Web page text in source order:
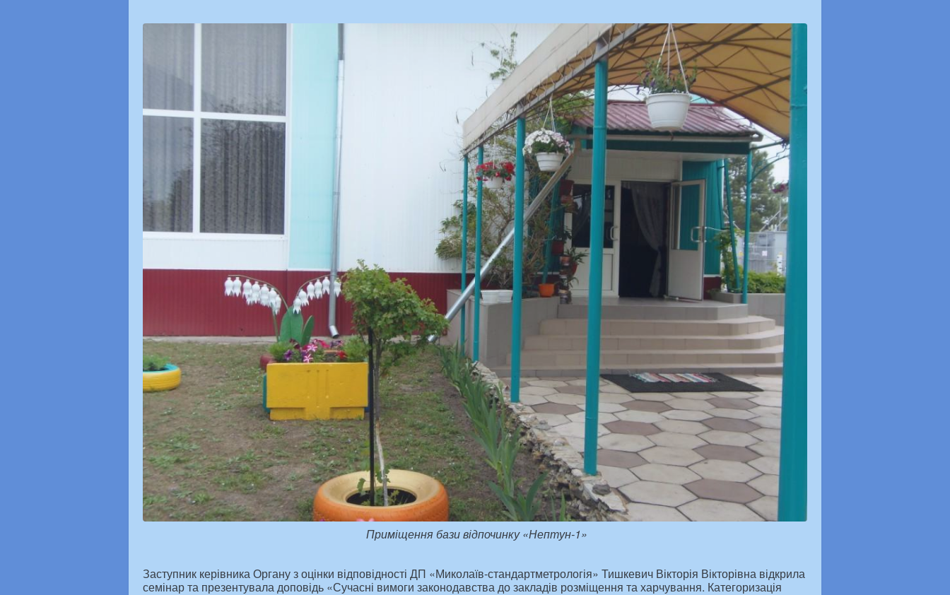
Приміщення бази відпочинку «Нептун-1»
Заступник керівника Органу з оцінки відповідності ДП «Миколаїв-стандартметрологія» Тишкевич Вікторія Вікторівна відкрила
семінар та презентувала доповідь «Сучасні вимоги законодавства до закладів розміщення та харчування. Категоризація